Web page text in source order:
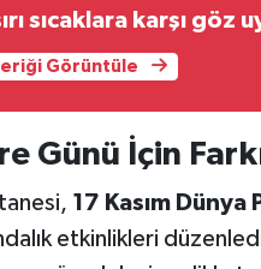
sıcaklara karşı göz
Görüntüle
Günü İçin
17 Kasım
etkinlikleri